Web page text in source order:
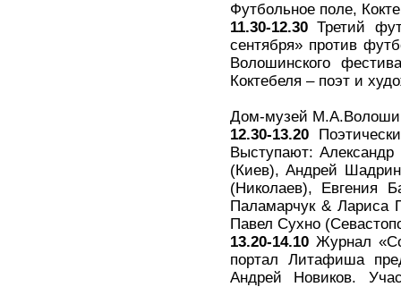
Футбольное поле,
11.30-12.30 Третий
сентября» против
Волошинского
Коктебеля – поэт и
Дом-музей
12.30-13.20
Выступают:
(Киев), Андрей
(Николаев), Евгения
Паламарчук & Лариса
Павел Сухно
13.20-14.10 Журнал
портал Литафиша
Андрей Новиков.